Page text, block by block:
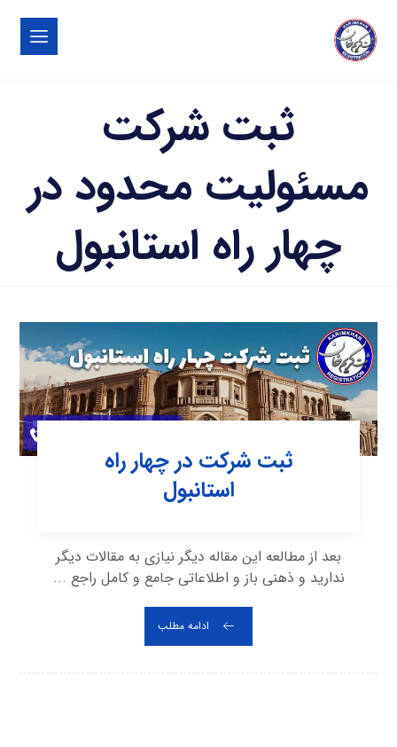
ثبت شرکت
مسئولیت محدود در
چهار راه استانبول
ثبت شرکت در چهار راه
استانبول
بعد از مطالعه این مقاله دیگر نیازی به مقالات دیگر
ندارید و ذهنی باز و اطلاعاتی جامع و کامل راجع ...
ادامه مطلب